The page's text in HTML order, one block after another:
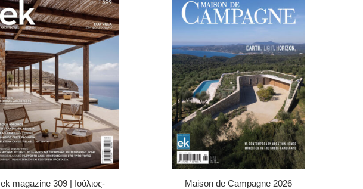
ek magazine 309 | Ιούλιος-
Maison de Campagne 2026